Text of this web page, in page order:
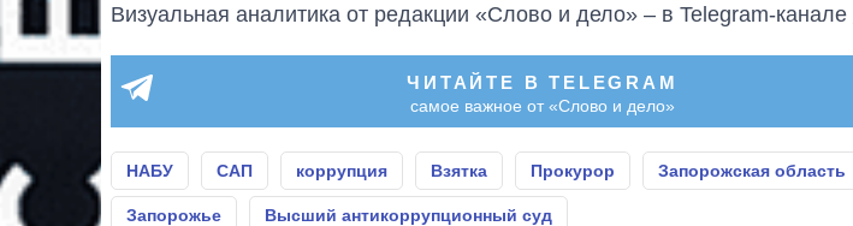
Визуальная аналитика от редакции «Слово и дело» – в Telegram-канале
ЧИТАЙТЕ В TELEGRAM
самое важное от «Слово и дело»
НАБУ САП коррупция Взятка Прокурор Запорожская область
Запорожье Высший антикоррупционный суд